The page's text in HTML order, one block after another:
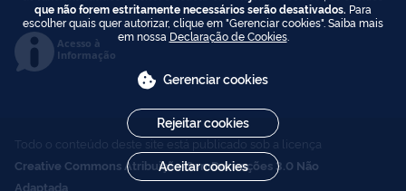
Acesso à
Informação
Todo o conteúdo deste site está publicado sob a licença
Creative Commons Atribuição-SemDerivações 3.0 Não
Adaptada
que não forem estritamente necessários serão desativados. Para
escolher quais quer autorizar, clique em "Gerenciar cookies". Saiba mais
em nossa Declaração de Cookies.
Gerenciar cookies
Rejeitar cookies
Aceitar cookies